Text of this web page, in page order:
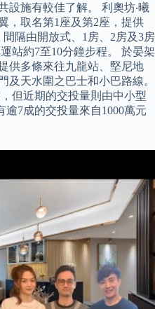
設施有較佳了解。 利奧坊‧曦
，取名第1座及第2座，提供
隔由開放式、1房、2房及3房
站約7至10分鐘步程。 於晏架
供多條來往九龍站、堅尼地
及天水圍之巴士和小巴路線。
但近期的交投量則由中小型
7成的交投量來自1000萬元